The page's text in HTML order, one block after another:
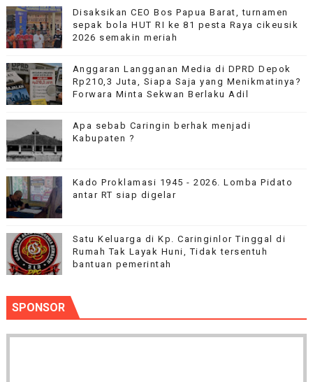
Disaksikan CEO Bos Papua Barat, turnamen
sepak bola HUT RI ke 81 pesta Raya cikeusik
2026 semakin meriah
Anggaran Langganan Media di DPRD Depok
Rp210,3 Juta, Siapa Saja yang Menikmatinya?
Forwara Minta Sekwan Berlaku Adil
Apa sebab Caringin berhak menjadi
Kabupaten ?
Kado Proklamasi 1945 - 2026. Lomba Pidato
antar RT siap digelar
Satu Keluarga di Kp. Caringinlor Tinggal di
Rumah Tak Layak Huni, Tidak tersentuh
bantuan pemerintah
SPONSOR